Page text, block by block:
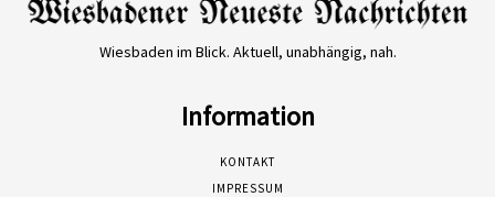
Wiesbaden im Blick. Aktuell, unabhängig, nah.
Information
KONTAKT
IMPRESSUM